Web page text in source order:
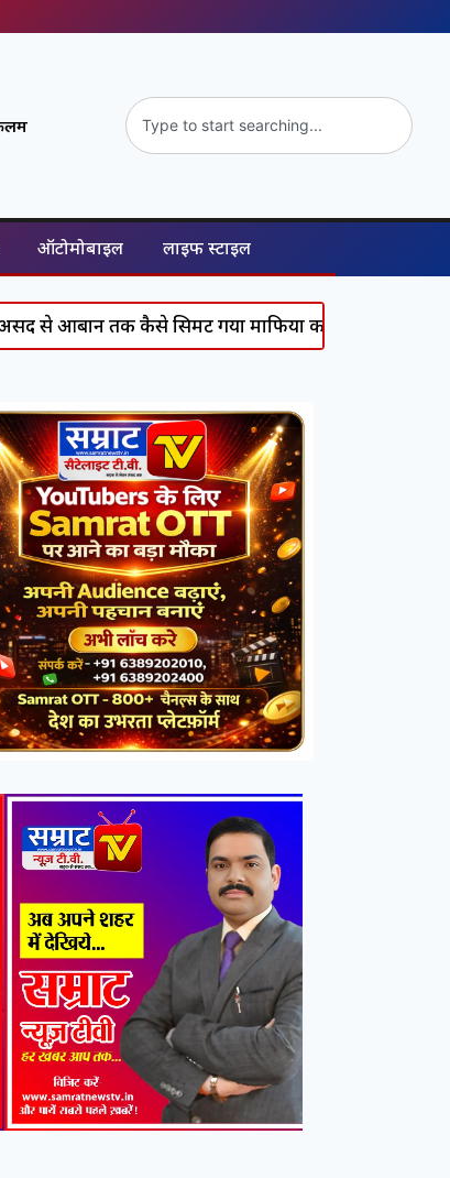
ऑटोमोबाइल लाइफ स्टाइल
कैसे सिमट गया माफिया का पूरा कुनबा, जानिए कौन